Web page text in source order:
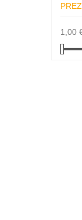
1,00